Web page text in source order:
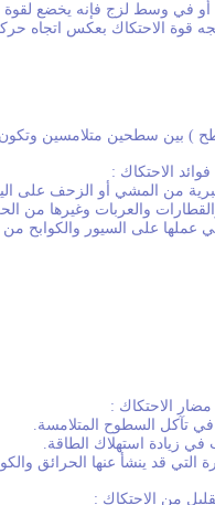
في وسط لزج فإنه يخضع لقوة
قوة الاحتكاك بعكس
) بين سطحين متلامسين وتكون
فوائد الاحتكاك :
مضار الاحتكاك :
من الاحتكاك :